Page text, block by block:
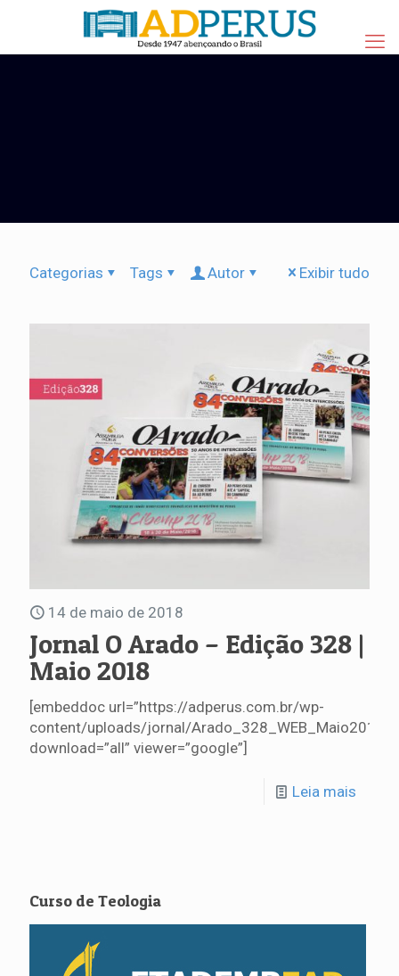
Categorias Tags Autor Exibir tudo
14 de maio de 2018
Jornal O Arado – Edição 328 |
Maio 2018
[embeddoc url=”https://adperus.com.br/wp-
content/uploads/jornal/
download=”all” viewer=”google”]
Leia mais
Curso de Teologia